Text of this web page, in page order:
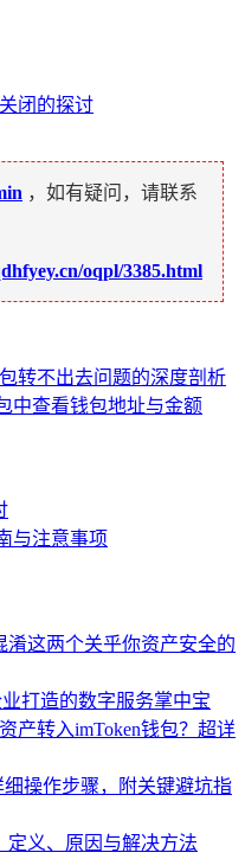
闭的探讨
，如有疑问，请联系
oqpl/3385.html
转不出去问题的深度剖析
中查看钱包地址与金额
与注意事项
淆这两个关乎你资产安全的
打造的数字服务掌中宝
产转入imToken钱包？超详
操作步骤，附关键避坑指
定义、原因与解决方法